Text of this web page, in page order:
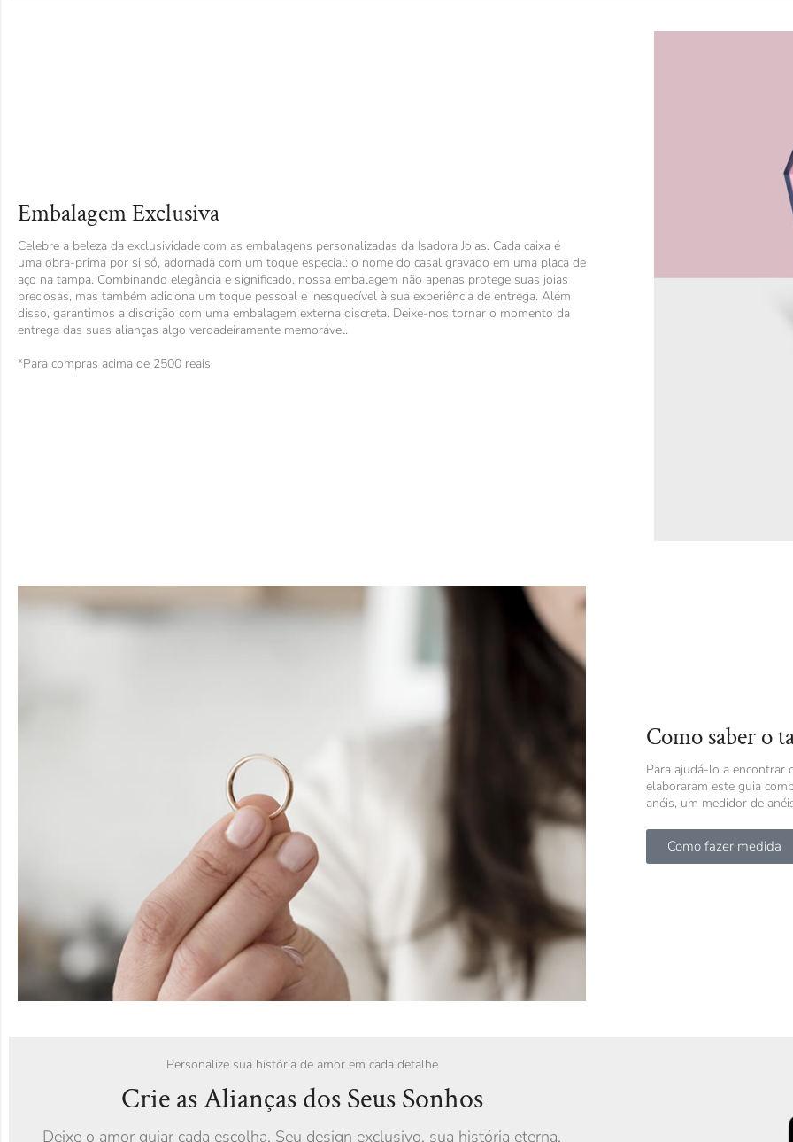
Embalagem Exclusiva
Celebre a beleza da exclusividade com as embalagens personalizadas da Isadora Joias. Cada caixa é
uma obra-prima por si só, adornada com um toque especial: o nome do casal gravado em uma placa de
aço na tampa. Combinando elegância e significado, nossa embalagem não apenas protege suas joias
preciosas, mas também adiciona um toque pessoal e inesquecível à sua experiência de entrega. Além
disso, garantimos a discrição com uma embalagem externa discreta. Deixe-nos tornar o momento da
entrega das suas alianças algo verdadeiramente memorável.
*Para compras acima de 2500 reais
Como saber o
Para ajudá-lo a encontrar
elaboraram este guia
anéis, um medidor de
Como fazer medida
Personalize sua história de amor em cada detalhe
Crie as Alianças dos Seus Sonhos
Deixe o amor guiar cada escolha. Seu design exclusivo, sua história eterna.